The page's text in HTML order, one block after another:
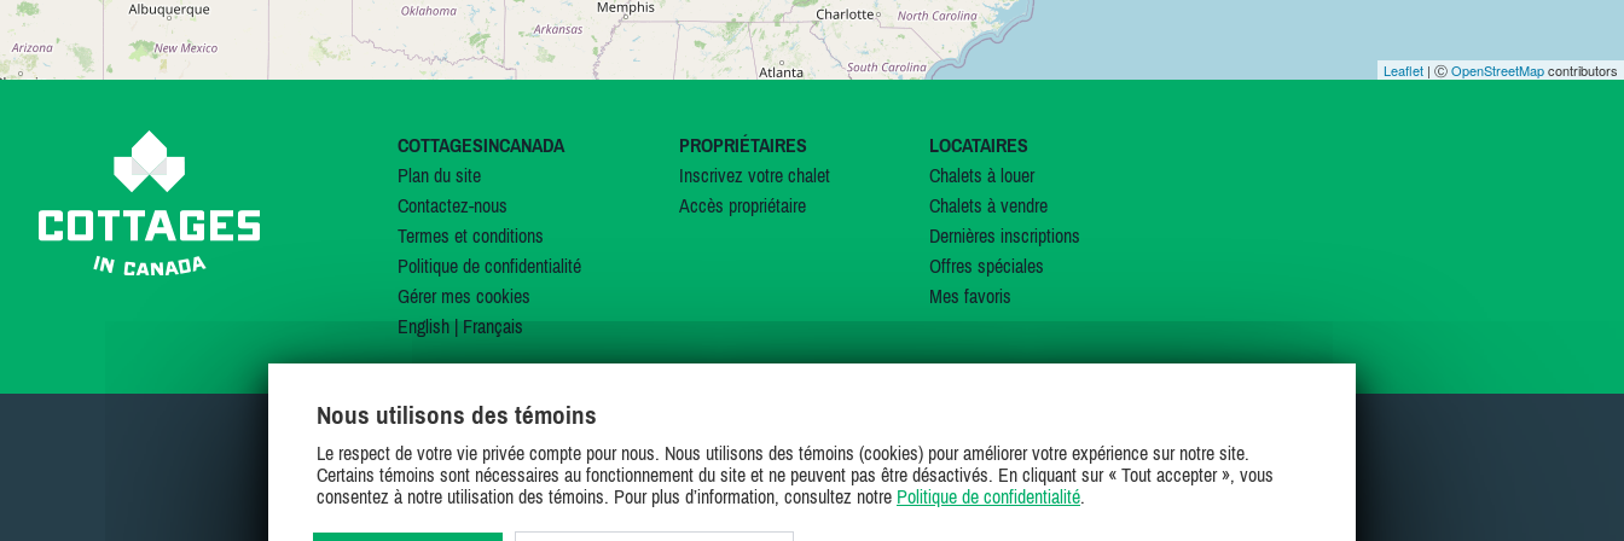
Leaflet | ⒸOpenStreetMapcontributors
COTTAGESINCANADA
Plan du site
Contactez-nous
Termes et conditions
Politique de confidentialité
Gérer mes cookies
English| Français
PROPRIÉTAIRES
Inscrivez votre chalet
Accès propriétaire
LOCATAIRES
Chalets à louer
Chalets à vendre
Dernières inscriptions
Offres spéciales
Mes favoris
SUIVEZ-NOUS SUR
Nous utilisons des témoins
Le respect de votre vie privée compte pour nous. Nous utilisons des témoins (cookies) pour améliorer votre expérience sur notre site.
Certains témoins sont nécessaires au fonctionnement du site et ne peuvent pas être désactivés. En cliquant sur « Tout accepter », vous
consentez à notre utilisation des témoins. Pour plus d’information, consultez notre Politique de confidentialité.